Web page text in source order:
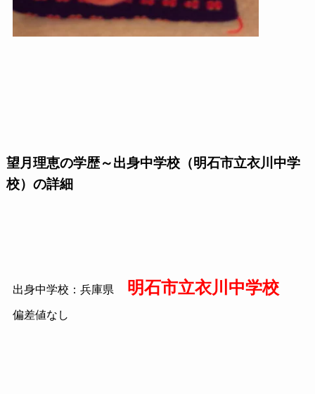
望月理恵の学歴～出身中学校（明石市立衣川中学
校）の詳細
出身中学校：兵庫県 明石市立衣川中学校
偏差値なし